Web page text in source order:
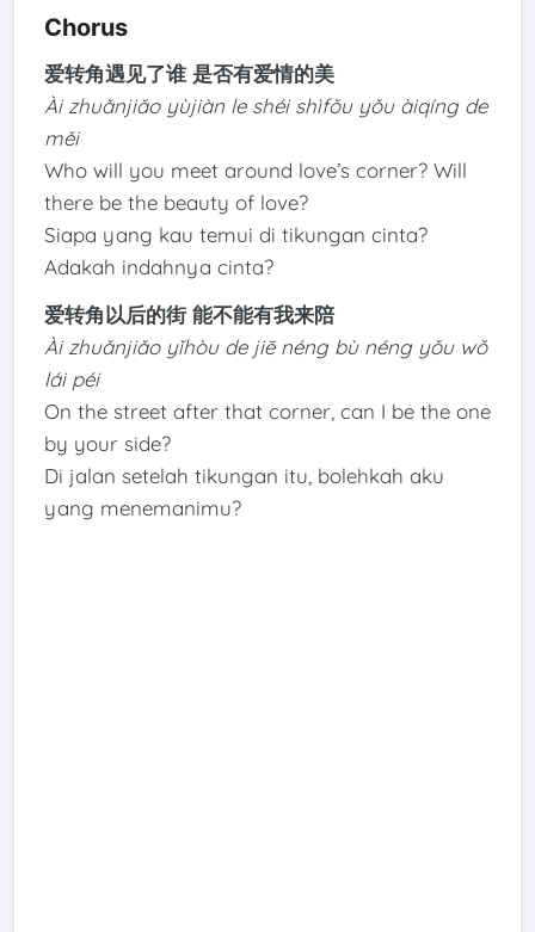
Chorus
爱转角遇见了谁 是否有爱情的美
Ài zhuǎnjiǎo yùjiàn le shéi shìfǒu yǒu àiqíng de
měi
Who will you meet around love’s corner? Will
there be the beauty of love?
Siapa yang kau temui di tikungan cinta?
Adakah indahnya cinta?
爱转角以后的街 能不能有我来陪
Ài zhuǎnjiǎo yǐhòu de jiē néng bù néng yǒu wǒ
lái péi
On the street after that corner, can I be the one
by your side?
Di jalan setelah tikungan itu, bolehkah aku
yang menemanimu?